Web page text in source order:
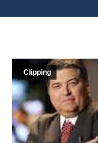
Clipping